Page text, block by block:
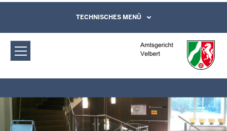
Amtsgericht Velbert: Sitzungstermine
Direkt zum Inhalt
Leichte Sprache, Gebärdensprachenvideo
und Kontaktformular
TECHNISCHES MENÜ